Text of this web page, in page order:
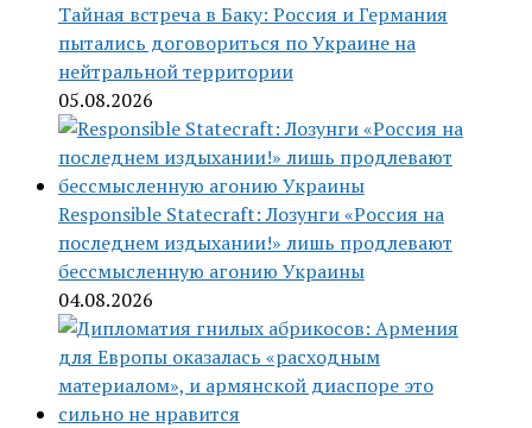
Тайная встреча в Баку: Россия и Германия
пытались договориться по Украине на
нейтральной территории
05.08.2026
Responsible Statecraft: Лозунги «Россия на
последнем издыхании!» лишь продлевают
бессмысленную агонию Украины
04.08.2026